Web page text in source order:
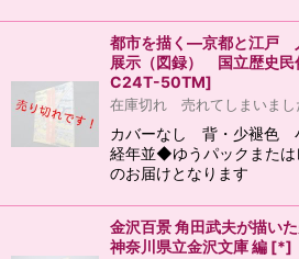
都市を描く―京都と江戸
展示（図録） 国立歴史民
C24T-50TM]
在庫切れ 売れてしまいまし
カバーなし 背・少褪色
経年並◆ゆうパックまたは
のお届けとなります
金沢百景 角田武夫が描い
神奈川県立金沢文庫 編 [*]